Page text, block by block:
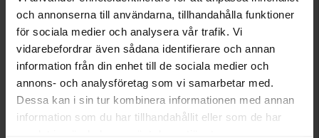
och annonserna till användarna, tillhandahålla funktioner
för sociala medier och analysera vår trafik. Vi
vidarebefordrar även sådana identifierare och annan
information från din enhet till de sociala medier och
annons- och analysföretag som vi samarbetar med.
Dessa kan i sin tur kombinera informationen med annan
information som du har tillhandahållit eller som de har
ANTAL DIAMANTER
37
DIAMANTSLIPNING
Briljant,Kuddslipad
DIAMANTFÄRG
Wesselton (H)
DIAMANTKLARHET
P
VIKT CA (GRAM)
3,70
TOTAL CARAT
0,31